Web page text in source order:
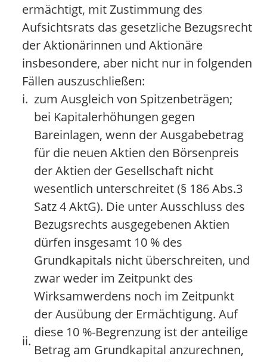
ermächtigt, mit Zustimmung des
Aufsichtsrats das gesetzliche Bezugsrecht
der Aktionärinnen und Aktionäre
insbesondere, aber nicht nur in folgenden
Fällen auszuschließen:
i. zum Ausgleich von Spitzenbeträgen;
ii.
bei Kapitalerhöhungen gegen
Bareinlagen, wenn der Ausgabebetrag
für die neuen Aktien den Börsenpreis
der Aktien der Gesellschaft nicht
wesentlich unterschreitet (§ 186 Abs.3
Satz 4 AktG). Die unter Ausschluss des
Bezugsrechts ausgegebenen Aktien
dürfen insgesamt 10 % des
Grundkapitals nicht überschreiten, und
zwar weder im Zeitpunkt des
Wirksamwerdens noch im Zeitpunkt
der Ausübung der Ermächtigung. Auf
diese 10 %-Begrenzung ist der anteilige
Betrag am Grundkapital anzurechnen,